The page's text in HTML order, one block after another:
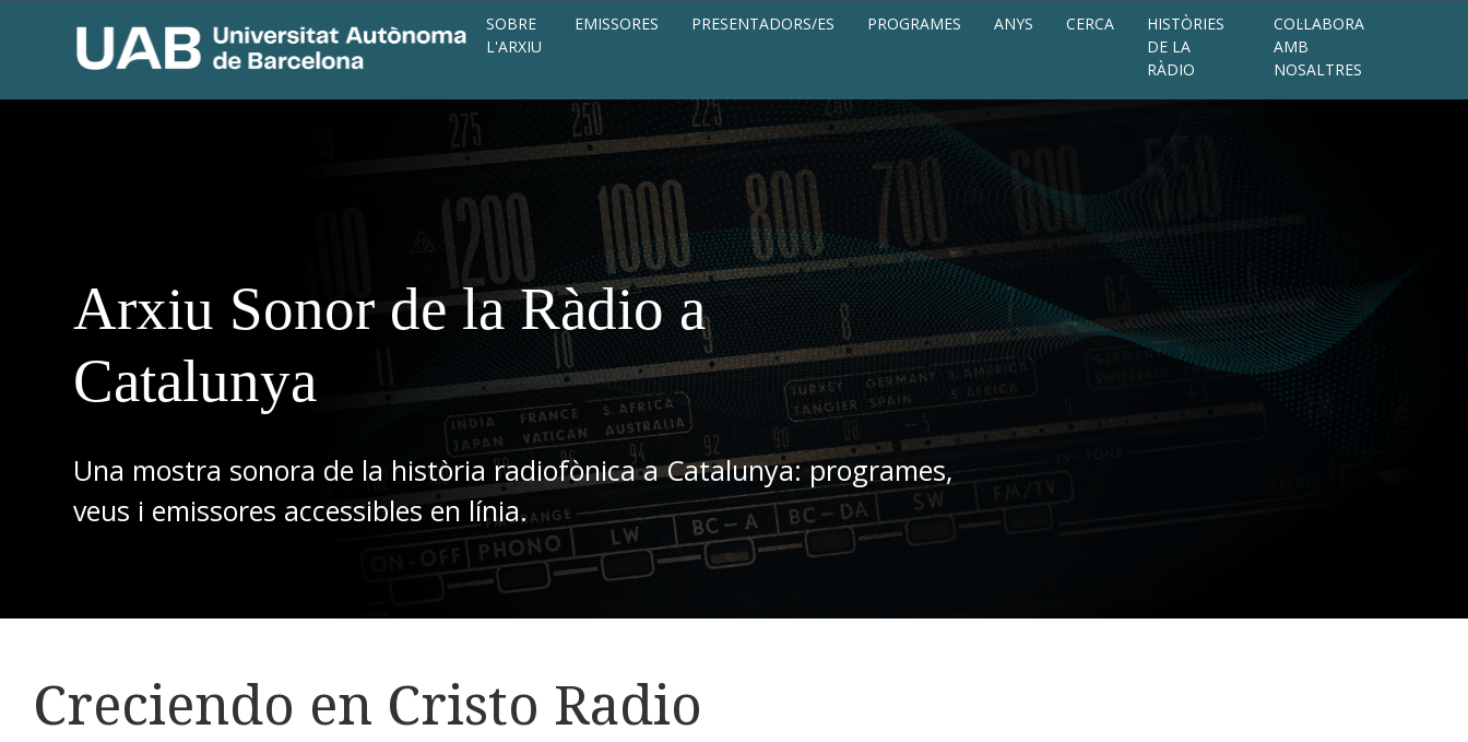
SOBRE
L'ARXIU
EMISSORES PRESENTADORS/ES PROGRAMES ANYS CERCA
HISTÒRIES
DE LA
RÀDIO
COL·LABORA
AMB
NOSALTRES
Arxiu Sonor de la Ràdio a
Catalunya
Una mostra sonora de la història radiofònica a Catalunya: programes,
veus i emissores accessibles en línia.
Creciendo en Cristo Radio